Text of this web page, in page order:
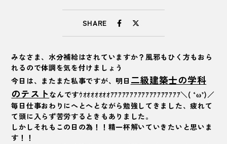
SHARE
みなさま、水分補給はされていますか？風邪もひく方もおら
れるので体調を気を付けましょう
今日は、またまた私事ですが、明日 二級建築士の学科
のテストなんですｳｵｵｵｵｵｵｵｱｱｱｱｱｱｱｱｱｱｱｱｱｱｱｱｱｱ＼( ‘ω’)／
毎日仕事おわりにへとへとながら勉強してきました、疲れて
て頭に入らず苦労するときもありました。
しかしそれもこの日の為！！精一杯解いていきたいと思いま
す！！